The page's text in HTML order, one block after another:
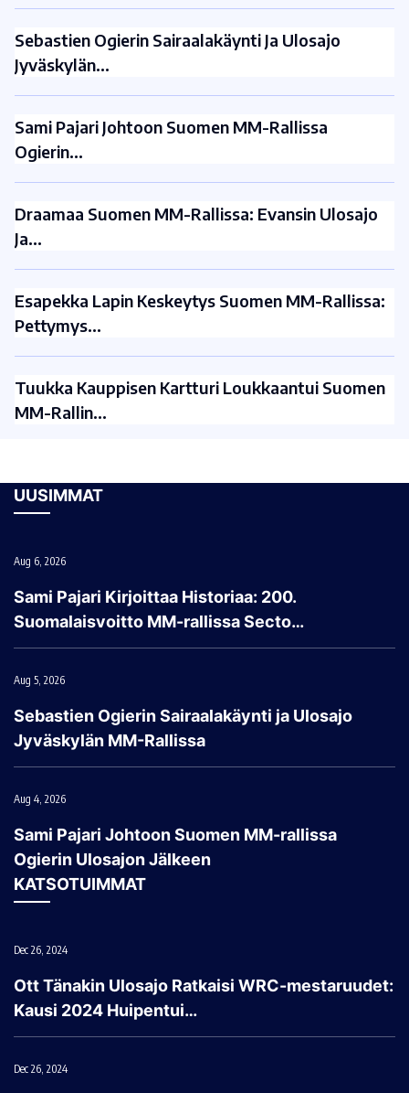
Sebastien Ogierin Sairaalakäynti Ja Ulosajo
Jyväskylän…
Sami Pajari Johtoon Suomen MM-Rallissa
Ogierin…
Draamaa Suomen MM-Rallissa: Evansin Ulosajo
Ja…
Esapekka Lapin Keskeytys Suomen MM-Rallissa:
Pettymys…
Tuukka Kauppisen Kartturi Loukkaantui Suomen
MM-Rallin…
UUSIMMAT
Aug 6, 2026
Sami Pajari Kirjoittaa Historiaa: 200.
Suomalaisvoitto MM-rallissa Secto…
Aug 5, 2026
Sebastien Ogierin Sairaalakäynti ja Ulosajo
Jyväskylän MM-Rallissa
Aug 4, 2026
Sami Pajari Johtoon Suomen MM-rallissa
Ogierin Ulosajon Jälkeen
KATSOTUIMMAT
Dec 26, 2024
Ott Tänakin Ulosajo Ratkaisi WRC-mestaruudet:
Kausi 2024 Huipentui…
Dec 26, 2024